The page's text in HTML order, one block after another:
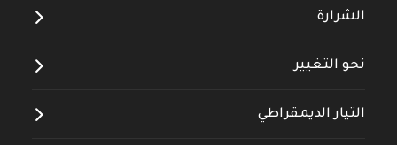
الشرارة
نحو التغيير
التيار الديمقراطي